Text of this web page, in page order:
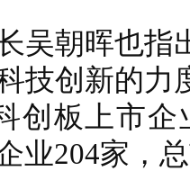
朝晖也指
技创新的力
创板上市企
业204家，